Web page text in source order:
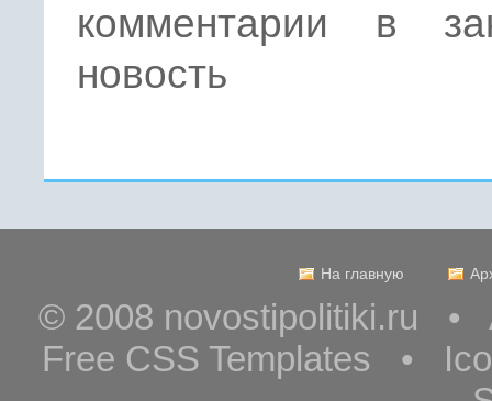
комментарии в
новость
На главную
© 2008 novostipolitiki.ru •
Free CSS Templates •